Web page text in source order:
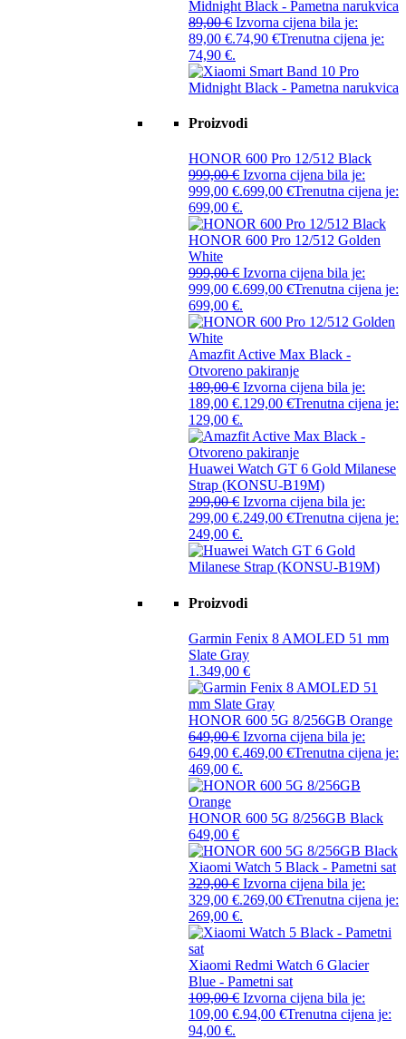
Midnight Black - Pametna narukvica
89,00€ Izvorna cijena bila je:
89,00 €.74,90 €Trenutna cijena je:
74,90 €.
Proizvodi
HONOR 600 Pro 12/512 Black
999,00€ Izvorna cijena bila je:
999,00 €.699,00 €Trenutna cijena je:
699,00 €.
HONOR 600 Pro 12/512 Golden
White
999,00€ Izvorna cijena bila je:
999,00 €.699,00 €Trenutna cijena je:
699,00 €.
Amazfit Active Max Black -
Otvoreno pakiranje
189,00€ Izvorna cijena bila je:
189,00 €.129,00 €Trenutna cijena je:
129,00 €.
Huawei Watch GT 6 Gold Milanese
Strap (KONSU-B19M)
299,00€ Izvorna cijena bila je:
299,00 €.249,00 €Trenutna cijena je:
249,00 €.
Proizvodi
Garmin Fenix 8 AMOLED 51 mm
Slate Gray
1.349,00 €
HONOR 600 5G 8/256GB Orange
649,00€ Izvorna cijena bila je:
649,00 €.469,00 €Trenutna cijena je:
469,00 €.
HONOR 600 5G 8/256GB Black
649,00 €
Xiaomi Watch 5 Black - Pametni sat
329,00€ Izvorna cijena bila je:
329,00 €.269,00 €Trenutna cijena je:
269,00 €.
Xiaomi Redmi Watch 6 Glacier
Blue - Pametni sat
109,00€ Izvorna cijena bila je:
109,00 €.94,00 €Trenutna cijena je:
94,00 €.